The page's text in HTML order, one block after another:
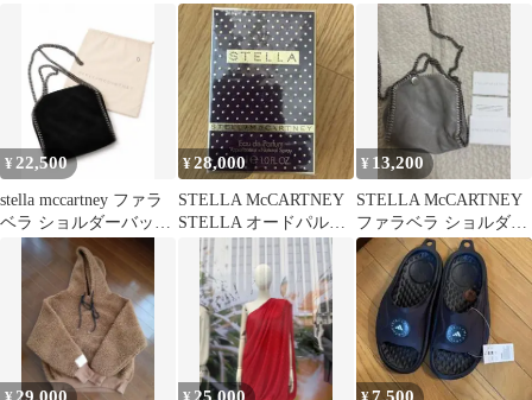
ラ ゴー ミニバムバッグ
¥ 22,500
stella mccartney ファラ
ベラ ショルダーバッグ
ミニ サイズ 黒
¥28,000
STELLA McCARTNEY
STELLA オードパルフ
ァム 30ml
¥ 13,200
STELLA McCARTNEY
ファラベラ ショルダー
バッグ グレー